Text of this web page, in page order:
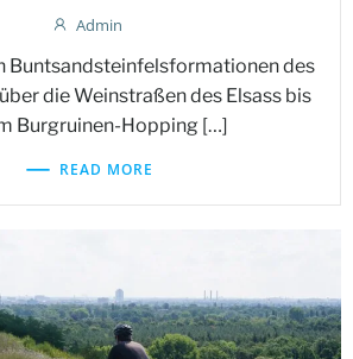
Admin
Buntsandsteinfelsformationen des
die Weinstraßen des Elsass bis
Burgruinen-Hopping […]
READ MORE